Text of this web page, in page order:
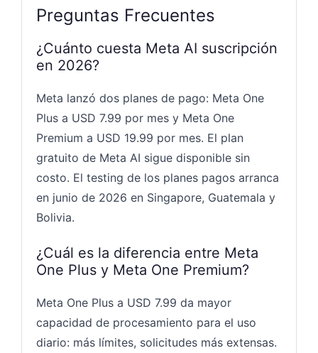
Preguntas Frecuentes
¿Cuánto cuesta Meta AI suscripción
en 2026?
Meta lanzó dos planes de pago: Meta One
Plus a USD 7.99 por mes y Meta One
Premium a USD 19.99 por mes. El plan
gratuito de Meta AI sigue disponible sin
costo. El testing de los planes pagos arranca
en junio de 2026 en Singapore, Guatemala y
Bolivia.
¿Cuál es la diferencia entre Meta
One Plus y Meta One Premium?
Meta One Plus a USD 7.99 da mayor
capacidad de procesamiento para el uso
diario: más límites, solicitudes más extensas.